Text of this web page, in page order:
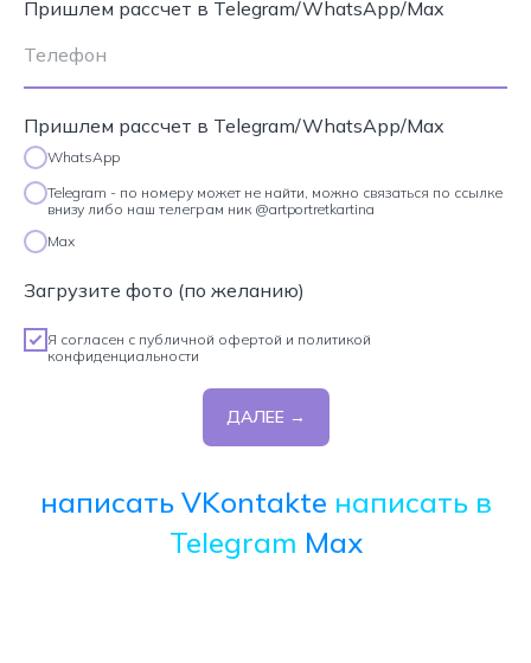
Пришлем рассчет в Telegram/WhatsApp/Max
Пришлем рассчет в Telegram/WhatsApp/Max
WhatsApp
Telegram - по номеру может не найти, можно связаться по ссылке
внизу либо наш телеграм ник @artportretkartina
Max
Загрузите фото (по желанию)
Я согласен с публичной офертой и политикой
конфиденциальности
ДАЛЕЕ →
написать VKontakte написать в
Telegram Max